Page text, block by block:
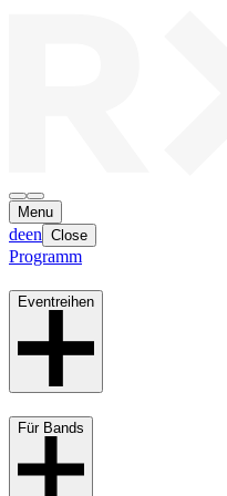
Menu
deen Close
Programm
Eventreihen
Für Bands